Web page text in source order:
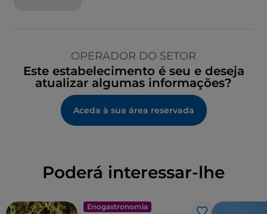
OPERADOR DO SETOR
Este estabelecimento é seu e deseja
atualizar algumas informações?
Aceda à sua área reservada
Poderá interessar-lhe
Enogastronomia